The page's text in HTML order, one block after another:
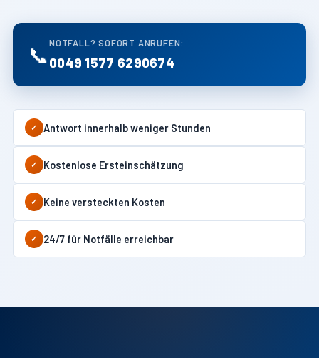
📞 NOTFALL? SOFORT ANRUFEN:
0049 1577 6290674
✓ Antwort innerhalb weniger Stunden
✓ Kostenlose Ersteinschätzung
✓ Keine versteckten Kosten
✓ 24/7 für Notfälle erreichbar